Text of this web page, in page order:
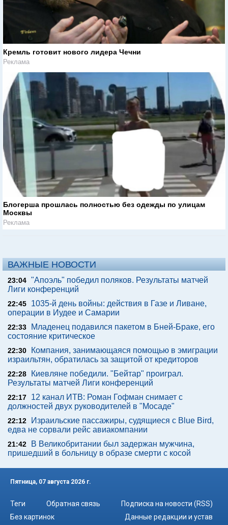
Кремль готовит нового лидера Чечни
Реклама
Блогерша прошлась полностью без одежды по улицам
Москвы
Реклама
ВАЖНЫЕ НОВОСТИ
23:04 "Апоэль" победил поляков. Результаты матчей
Лиги конференций
22:45
1035-й день войны: действия в Газе и Ливане,
операции в Иудее и Самарии
22:33
Младенец подавился пакетом в Бней-Браке, его
состояние критическое
22:30
Компания, занимающаяся помощью в эмиграции
израильтян, обратилась за защитой от кредиторов
22:28
Киевляне победили. "Бейтар" проиграл.
Результаты матчей Лиги конференций
22:17
12 канал ИТВ: Роман Гофман снимает с
должностей двух руководителей в "Мосаде"
22:12
Израильские пассажиры, судящиеся с Blue Bird,
едва не сорвали рейс авиакомпании
21:42
В Великобритании был задержан мужчина,
пришедший в больницу в образе смерти с косой
Пятница, 07 августа 2026 г.
Теги Обратная связь
Подписка на новости (RSS)
Без картинок
Данные редакции и устав